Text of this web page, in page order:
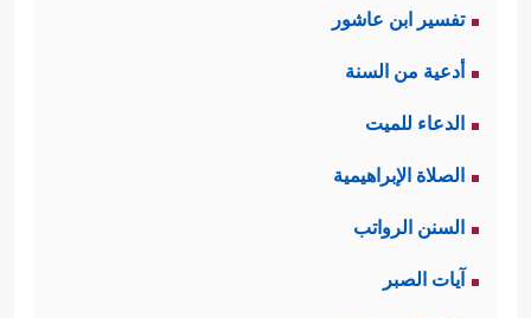
تفسير ابن عاشور
أدعية من السنة
الدعاء للميت
الصلاة الإبراهيمية
السنن الرواتب
آيات الصبر